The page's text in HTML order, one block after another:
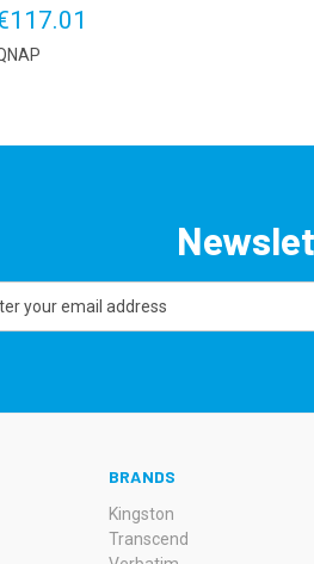
BRANDS
Kingston
Transcend